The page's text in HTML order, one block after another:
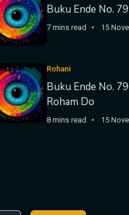
Buku Ende No.
7 mins read 15
Rohani
Buku Ende No.
Roham Do
8 mins read 15